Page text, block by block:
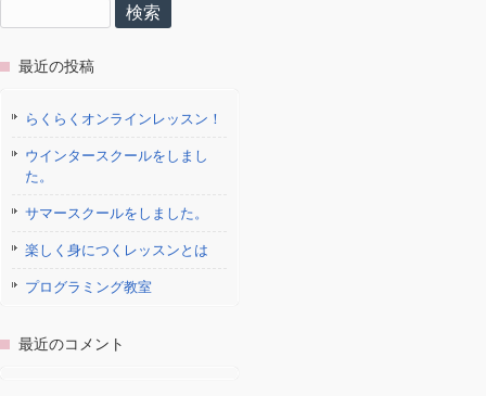
索:
最近の投稿
らくらくオンラインレッスン！
ウインタースクールをしまし
た。
サマースクールをしました。
楽しく身につくレッスンとは
プログラミング教室
最近のコメント